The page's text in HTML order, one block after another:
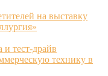
на выставку
тест-драйв
технику в